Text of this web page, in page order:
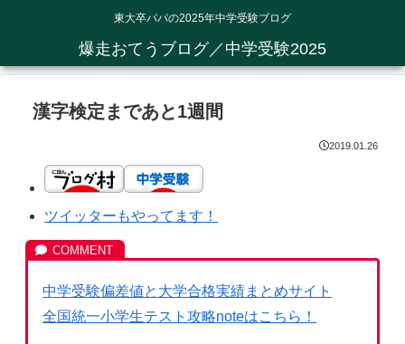
東大卒パパの2025年中学受験ブログ
爆走おてうブログ／中学受験2025
漢字検定まであと1週間
2019.01.26
ツイッターもやってます！
中学受験偏差値と大学合格実績まとめサイト
全国統一小学生テスト攻略noteはこちら！